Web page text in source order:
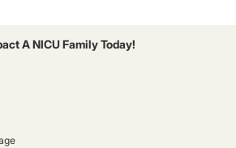
A NICU Family Today!